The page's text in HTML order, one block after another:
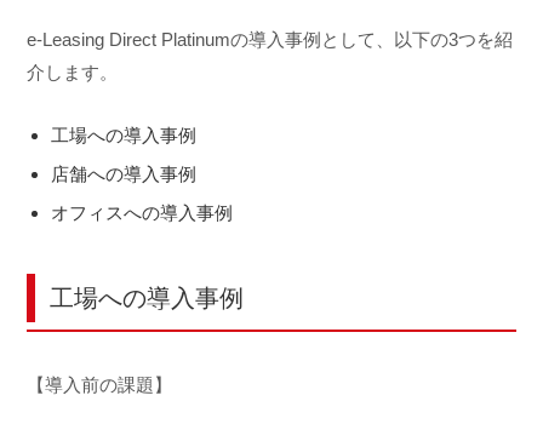
e-Leasing Direct Platinumの導入事例として、以下の3つを紹
介します。
工場への導入事例
店舗への導入事例
オフィスへの導入事例
工場への導入事例
【導入前の課題】